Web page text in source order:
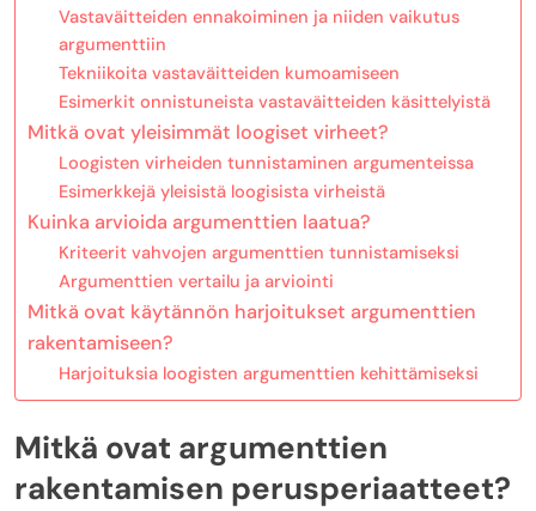
Vastaväitteiden ennakoiminen ja niiden vaikutus
argumenttiin
Tekniikoita vastaväitteiden kumoamiseen
Esimerkit onnistuneista vastaväitteiden käsittelyistä
Mitkä ovat yleisimmät loogiset virheet?
Loogisten virheiden tunnistaminen argumenteissa
Esimerkkejä yleisistä loogisista virheistä
Kuinka arvioida argumenttien laatua?
Kriteerit vahvojen argumenttien tunnistamiseksi
Argumenttien vertailu ja arviointi
Mitkä ovat käytännön harjoitukset argumenttien
rakentamiseen?
Harjoituksia loogisten argumenttien kehittämiseksi
Mitkä ovat argumenttien
rakentamisen perusperiaatteet?